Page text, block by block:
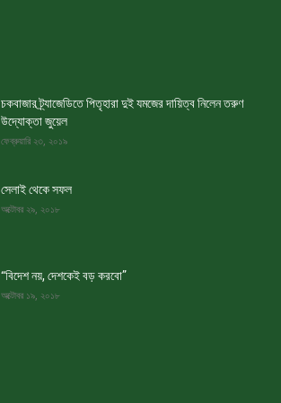
চকবাজার ট্র্যাজেডিতে পিতৃহারা দুই যমজের দায়িত্ব নিলেন তরুণ
উদ্যোক্তা জুয়েল
ফেব্রুয়ারি ২৩, ২০১৯
সেলাই থেকে সফল
অক্টোবর ২৯, ২০১৮
“বিদেশ নয়, দেশকেই বড় করবো”
অক্টোবর ১৯, ২০১৮